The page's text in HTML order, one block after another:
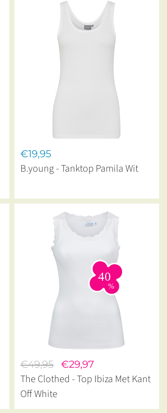
€19,95
B.young - Tanktop Pamila Wit
€49,95 €29,97
The Clothed - Top Ibiza Met Kant
Off White